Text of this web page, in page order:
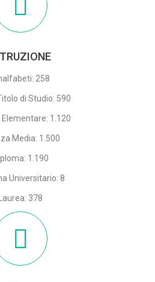
258
di Studio: 590
Elementare: 1.120
Media: 1.500
1.190
Universitario: 8
Laurea: 378